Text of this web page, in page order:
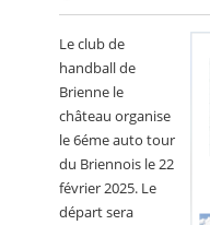
Le club de
handball de
Brienne le
château organise
le 6éme auto tour
du Briennois le 22
février 2025. Le
départ sera